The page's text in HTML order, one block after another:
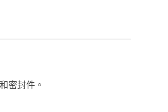
密封件。